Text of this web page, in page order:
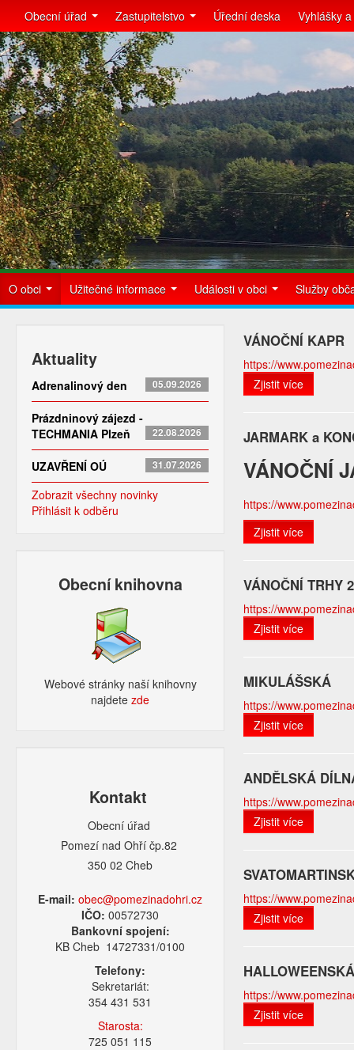
Obecní úřad Zastupitelstvo Úřední deska Vyhlášky
O obci Užitečné informace Události v obci Služby
Aktuality
Adrenalinový den 05.09.2026
Prázdninový zájezd -
TECHMANIA Plzeň
22.08.2026
UZAVŘENÍ OÚ 31.07.2026
Zobrazit všechny novinky
Přihlásit k odběru
Obecní knihovna
Webové stránky naší knihovny
najdetezde​
Kontakt
Obecní úřad
Pomezí nad Ohří čp.82
350 02 Cheb
E-mail: obec@pomezinadohri.cz
IČO:00572730
Bankovní spojení:
KB Cheb 14727331/0100
Telefony:
Sekretariát:
354 431 531
Starosta:
725 051 115
VÁNOČNÍ KAPR
https://
Zjistit více
JARMARK a
VÁNOČNÍ
https://
Zjistit více
VÁNOČNÍ TRHY
https://
Zjistit více
MIKULÁŠSKÁ
https://
Zjistit více
ANDĚLSKÁ
https://
Zjistit více
https://
Zjistit více
https://
Zjistit více